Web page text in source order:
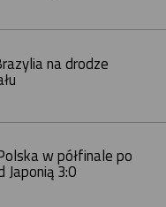
na drodze
w półfinale po
3:0